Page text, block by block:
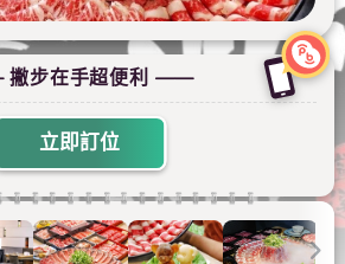
步在手超便利 ——
立即訂位